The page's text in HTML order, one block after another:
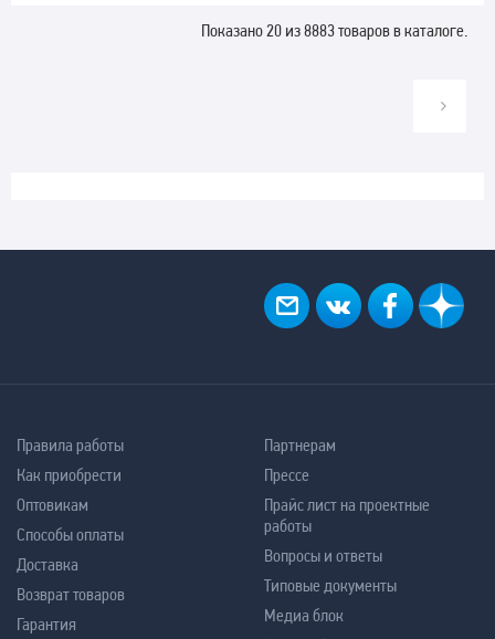
Показано 20 из 8883 товаров в каталоге.
Правила работы
Как приобрести
Оптовикам
Способы оплаты
Доставка
Возврат товаров
Гарантия
Партнерам
Прессе
Прайс лист на проектные
работы
Вопросы и ответы
Типовые документы
Медиа блок